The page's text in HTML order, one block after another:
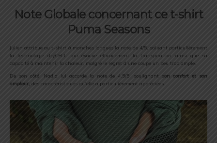
Note Globale concernant ce t-shirt
Puma Seasons
Julien attribue au t-shirt à manches longues la note de 4/5, saluant particulièrement
la technologie dryCELL qui évacue efficacement la transpiration ainsi que sa
capacité à maintenir la chaleur, malgré le regret d’une coupe un peu trop ample.
De son côté, Nadia lui accorde la note de 4,5/5, soulignant son confort et son
ampleur, des caractéristiques qu’elle a particulièrement appréciées.